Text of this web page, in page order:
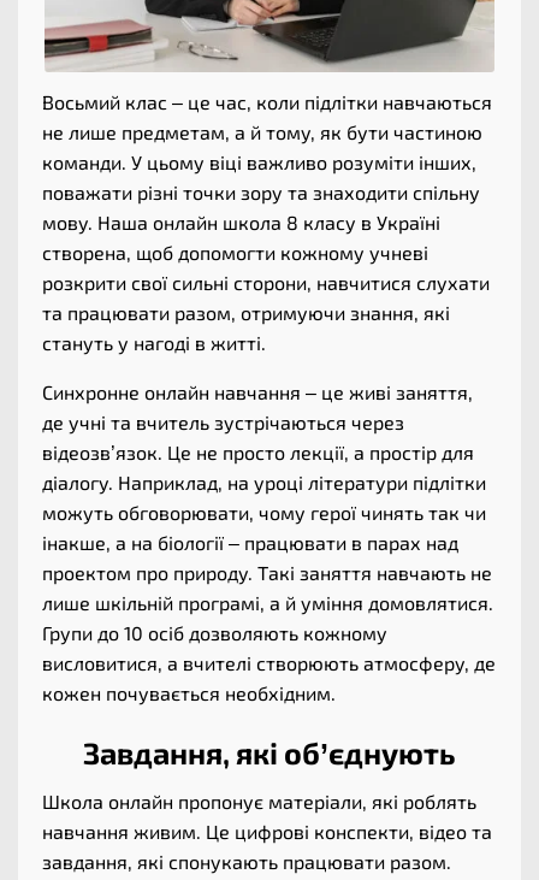
Восьмий клас – це час, коли підлітки навчаються
не лише предметам, а й тому, як бути частиною
команди. У цьому віці важливо розуміти інших,
поважати різні точки зору та знаходити спільну
мову. Наша онлайн школа 8 класу в Україні
створена, щоб допомогти кожному учневі
розкрити свої сильні сторони, навчитися слухати
та працювати разом, отримуючи знання, які
стануть у нагоді в житті.
Синхронне онлайн навчання – це живі заняття,
де учні та вчитель зустрічаються через
відеозв’язок. Це не просто лекції, а простір для
діалогу. Наприклад, на уроці літератури підлітки
можуть обговорювати, чому герої чинять так чи
інакше, а на біології – працювати в парах над
проектом про природу. Такі заняття навчають не
лише шкільній програмі, а й уміння домовлятися.
Групи до 10 осіб дозволяють кожному
висловитися, а вчителі створюють атмосферу, де
кожен почувається необхідним.
Завдання, які об’єднують
Школа онлайн пропонує матеріали, які роблять
навчання живим. Це цифрові конспекти, відео та
завдання, які спонукають працювати разом.